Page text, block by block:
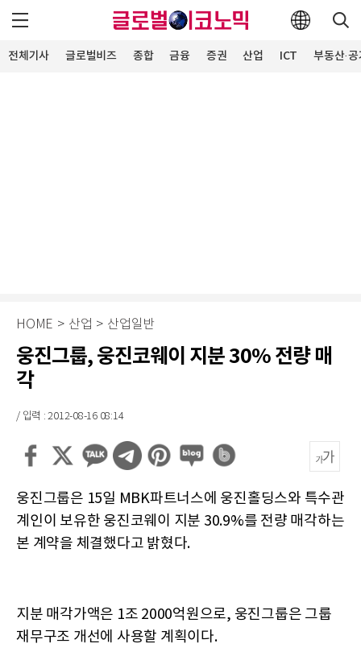
전체기사 글로벌비즈 종합 금융 증권 산업 ICT 부동산·
HOME > 산업 > 산업일반
웅진그룹, 웅진코웨이 지분 30% 전량 매
각
/ 입력 : 2012-08-16 08:14
웅진그룹은 15일 MBK파트너스에 웅진홀딩스와 특수관
계인이 보유한 웅진코웨이 지분 30.9%를 전량 매각하는
본 계약을 체결했다고 밝혔다.
지분 매각가액은 1조 2000억원으로, 웅진그룹은 그룹
재무구조 개선에 사용할 계획이다.